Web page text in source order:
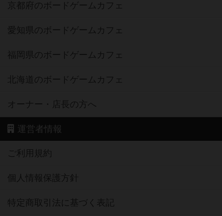
京都府のボードゲームカフェ
愛知県のボードゲームカフェ
福岡県のボードゲームカフェ
北海道のボードゲームカフェ
オーナー・店長の方へ
運営者情報
ご利用規約
個人情報保護方針
特定商取引法に基づく表記